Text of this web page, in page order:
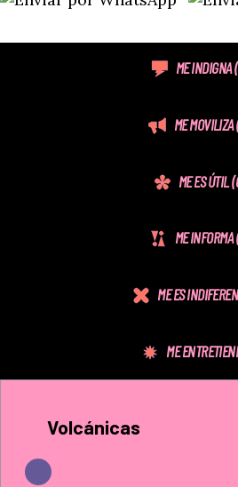
ME INDIGNA
ME MOVILIZA
ME ES ÚTIL
ME INFORMA
ME ES
ME
Volcánicas